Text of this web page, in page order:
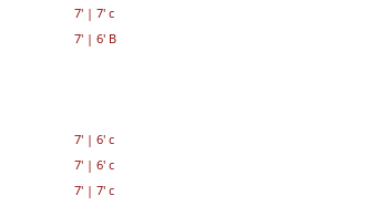
7'| 7' c
7'| 6' B
7'| 6' c
7'| 6' c
7'| 7' c